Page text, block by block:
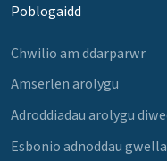
Poblogaidd
Chwilio am ddarparwr
Amserlen arolygu
Adroddiadau arolygu
Esbonio adnoddau gwella